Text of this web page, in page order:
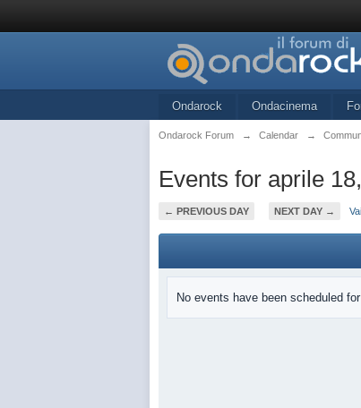
Ondarock Ondacinema
Ondarock Forum → Calendar →
Events for aprile
← PREVIOUS DAY NEXT DAY →
No events have been scheduled